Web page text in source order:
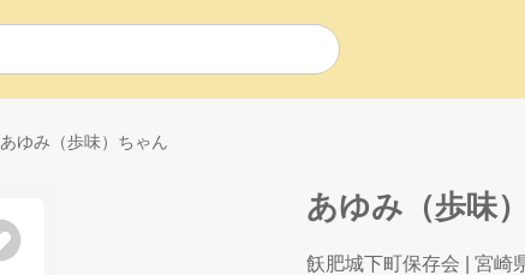
あゆみ（歩味）ちゃん
あゆみ（歩味
飫肥城下町保存会 | 宮崎